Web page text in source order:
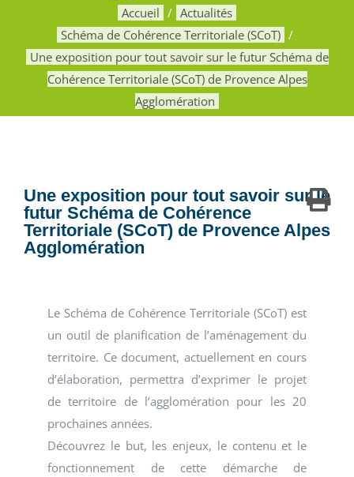
Accueil
Actualités
Schéma de Cohérence Territoriale (SCoT)
Une exposition pour tout savoir sur le futur Schéma de
Cohérence Territoriale (SCoT) de Provence Alpes
Agglomération
Une exposition pour tout savoir sur le
futur Schéma de Cohérence
Territoriale (SCoT) de Provence Alpes
Agglomération
Le Schéma de Cohérence Territoriale (SCoT) est
un outil de planification de l’aménagement du
territoire. Ce document, actuellement en cours
d’élaboration, permettra d’exprimer le projet
de territoire de l’agglomération pour les 20
prochaines années.
Découvrez le but, les enjeux, le contenu et le
fonctionnement de cette démarche de